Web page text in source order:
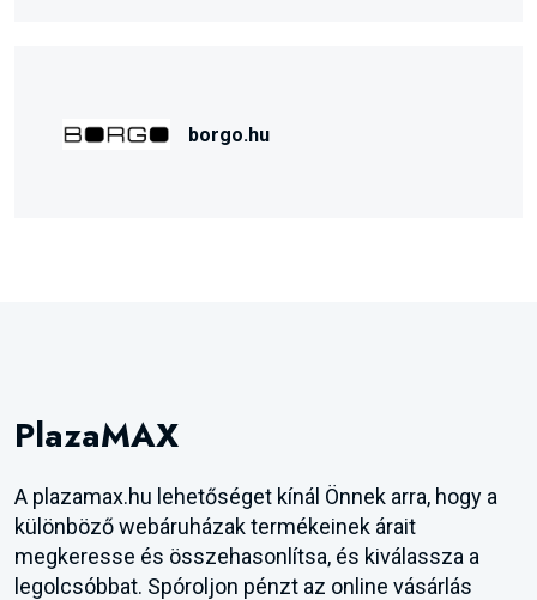
borgo.hu
PlazaMAX
A plazamax.hu lehetőséget kínál Önnek arra, hogy a
különböző webáruházak termékeinek árait
megkeresse és összehasonlítsa, és kiválassza a
legolcsóbbat. Spóroljon pénzt az online vásárlás